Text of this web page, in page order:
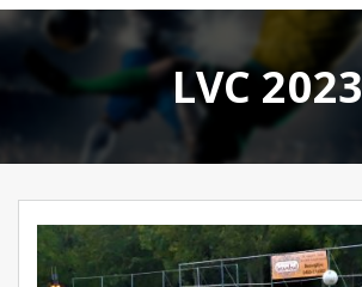
LVC 2023